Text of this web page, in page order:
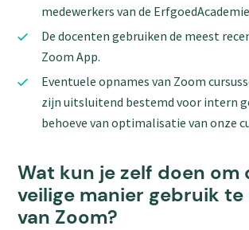
medewerkers van de ErfgoedAcademie
De docenten gebruiken de meest
Zoom App.
Eventuele opnames van Zoom
zijn uitsluitend bestemd voor intern
behoeve van optimalisatie van onze
Wat kun je zelf doen om
veilige manier gebruik te
van Zoom?